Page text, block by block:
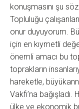
konuşmasını şu
Topluluğu
onur duyuyorum.
için en kıymetli
önemli amacı bu
toprakların
hareketle,
Vakfı’na
ülke ve ekonomik